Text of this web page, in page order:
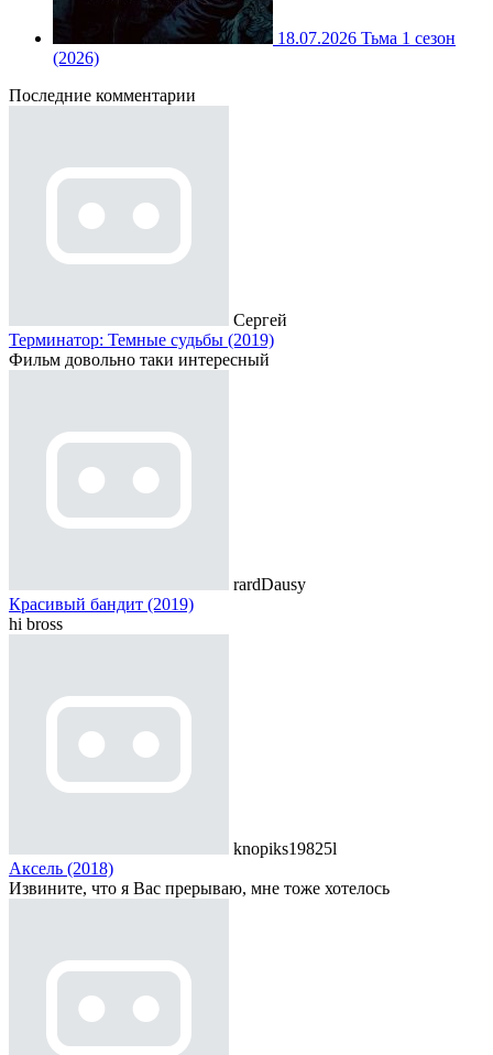
18.07.2026 Тьма 1 сезон
(2026)
Последние комментарии
Сергей
Терминатор: Темные судьбы (2019)
Фильм довольно таки интересный
rardDausy
Красивый бандит (2019)
hi bross
knopiks19825l
Аксель (2018)
Извините, что я Вас прерываю, мне тоже хотелось